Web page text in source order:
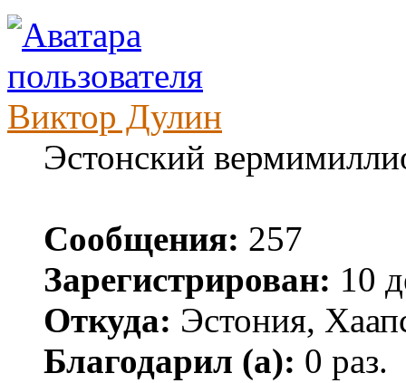
Виктор Дулин
Эстонский
Сообщения: 257
Зарегистрирован: 10
Откуда: Эстония,
Благодарил (а): 0 раз.